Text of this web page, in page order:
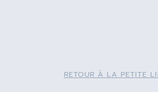
RETOUR À LA PETITE